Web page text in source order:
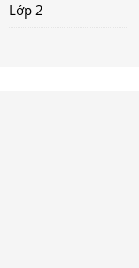
Lớp 2